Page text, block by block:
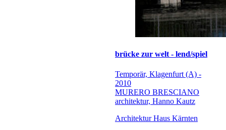
brücke zur welt - lend/spiel
Temporär, Klagenfurt (A) -
2010
MURERO BRESCIANO
architektur, Hanno Kautz
Architektur Haus Kärnten